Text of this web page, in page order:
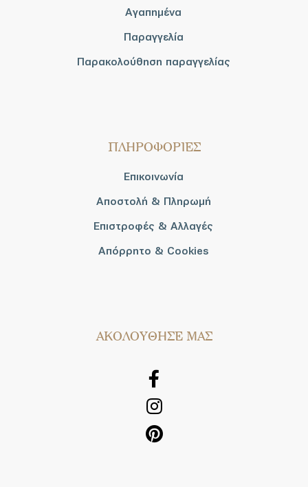
Αγαπημένα
Παραγγελία
Παρακολούθηση παραγγελίας
ΠΛΗΡΟΦΟΡΙΕΣ
Επικοινωνία
Αποστολή & Πληρωμή
Επιστροφές & Αλλαγές
Απόρρητο & Cookies
AΚΟΛΟΥΘΗΣΕ ΜΑΣ